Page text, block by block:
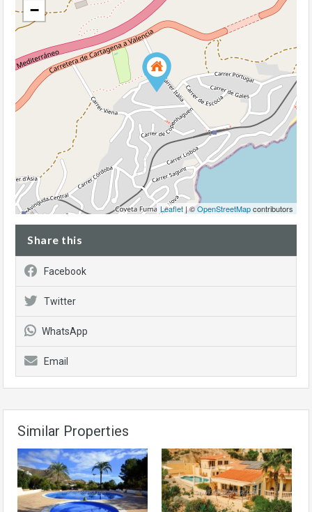
−
Leaflet | ©OpenStreetMapcontributors
Share this
Facebook
Twitter
WhatsApp
Email
Similar Properties